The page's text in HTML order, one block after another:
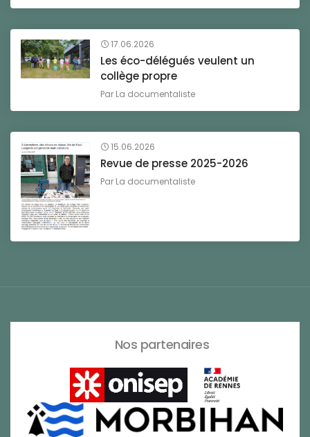
17.06.2026
Les éco-délégués veulent un
collège propre
Par La documentaliste
15.06.2026
Revue de presse 2025-2026
Par La documentaliste
Nos partenaires